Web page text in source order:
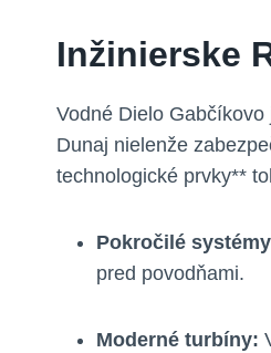
Inžinierske
Vodné Dielo
Dunaj nielenže
technologické prvky**
Pokročilé
pred povodňami.
Moderné turbíny: